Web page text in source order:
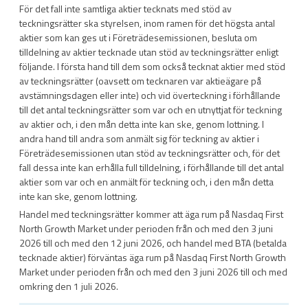
För det fall inte samtliga aktier tecknats med stöd av
teckningsrätter ska styrelsen, inom ramen för det högsta antal
aktier som kan ges ut i Företrädesemissionen, besluta om
tilldelning av aktier tecknade utan stöd av teckningsrätter enligt
följande. I första hand till dem som också tecknat aktier med stöd
av teckningsrätter (oavsett om tecknaren var aktieägare på
avstämningsdagen eller inte) och vid överteckning i förhållande
till det antal teckningsrätter som var och en utnyttjat för teckning
av aktier och, i den mån detta inte kan ske, genom lottning. I
andra hand till andra som anmält sig för teckning av aktier i
Företrädesemissionen utan stöd av teckningsrätter och, för det
fall dessa inte kan erhålla full tilldelning, i förhållande till det antal
aktier som var och en anmält för teckning och, i den mån detta
inte kan ske, genom lottning.
Handel med teckningsrätter kommer att äga rum på Nasdaq First
North Growth Market under perioden från och med den 3 juni
2026 till och med den 12 juni 2026, och handel med BTA (betalda
tecknade aktier) förväntas äga rum på Nasdaq First North Growth
Market under perioden från och med den 3 juni 2026 till och med
omkring den 1 juli 2026.